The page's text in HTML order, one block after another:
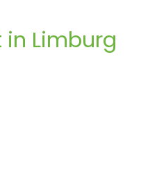
in Limburg